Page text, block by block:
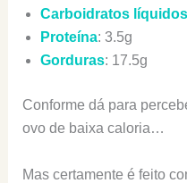
Carboidratos líquidos
Proteína: 3.5g
Gorduras: 17.5g
Conforme dá para
ovo de baixa caloria…
Mas certamente é feito